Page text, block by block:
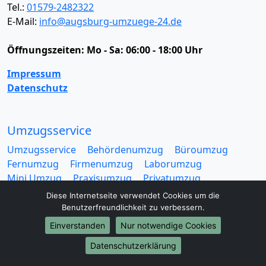
Tel.: 01579-2482322
E-Mail: info@augsburg-umzuege-24.de
Öffnungszeiten: Mo - Sa: 06:00 - 18:00 Uhr
Impressum
Datenschutz
Umzugsservice
Umzugsservice Behördenumzug
Büroumzug
Fernumzug
Firmenumzug
Laborumzug
Mini Umzug
Praxisumzug
Privatumzug
Seniorenumzug
Studentenumzug
Beiladung
Entrümpelung
Halteverbotszone
Klaviertransport
Möbellift
Haushaltsauflösung
Möbeltaxi
Möbelmitfahrzentrale
Umzugskartons
Diese Internetseite verwendet Cookies um die
Benutzerfreundlichkeit zu verbessern.
Einverstanden
Nur notwendige Cookies
Datenschutzerklärung